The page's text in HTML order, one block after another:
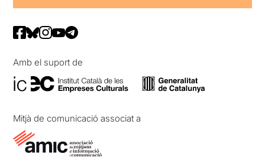
Amb el suport de
Mitjà de comunicació associat a